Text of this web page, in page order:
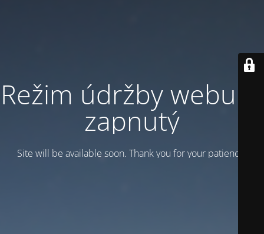
Režim údržby webu je
zapnutý
Site will be available soon. Thank you for your patience!